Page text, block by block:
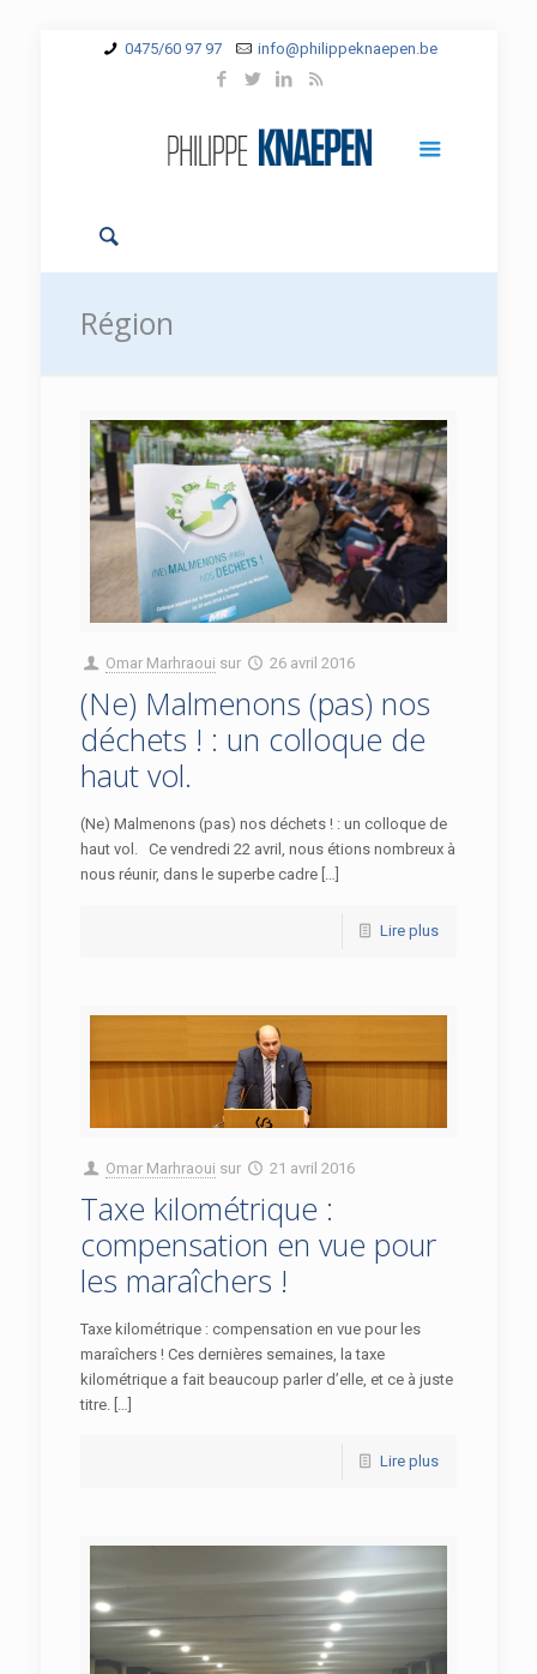
0475/60 97 97 info@philippeknaepen.be
Région
Omar Marhraoui sur 26 avril 2016
(Ne) Malmenons (pas) nos
déchets ! : un colloque de
haut vol.
(Ne) Malmenons (pas) nos déchets ! : un colloque de
haut vol. Ce vendredi 22 avril, nous étions nombreux à
nous réunir, dans le superbe cadre […]
Lire plus
Omar Marhraoui sur 21 avril 2016
Taxe kilométrique :
compensation en vue pour
les maraîchers !
Taxe kilométrique : compensation en vue pour les
maraîchers ! Ces dernières semaines, la taxe
kilométrique a fait beaucoup parler d’elle, et ce à juste
titre. […]
Lire plus